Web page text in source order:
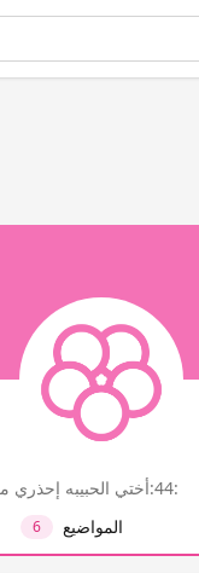
:44:أختي الحبيبه إحذري من النمص فهو طرد وابعاد عن رحمة الله عفافي في حجابي:26:
المواضيع
6